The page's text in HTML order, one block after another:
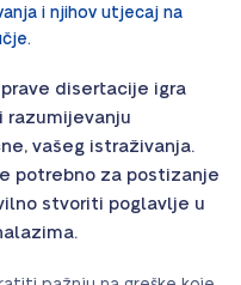
i njihov utjecaj na
disertacije igra
razumijevanju
vašeg istraživanja.
potrebno za postizanje
stvoriti poglavlje u